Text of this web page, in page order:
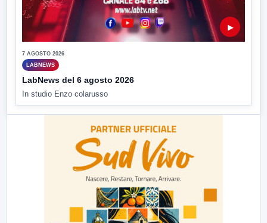
▶
7 AGOSTO 2026
LABNEWS
LabNews del 6 agosto 2026
In studio Enzo colarusso